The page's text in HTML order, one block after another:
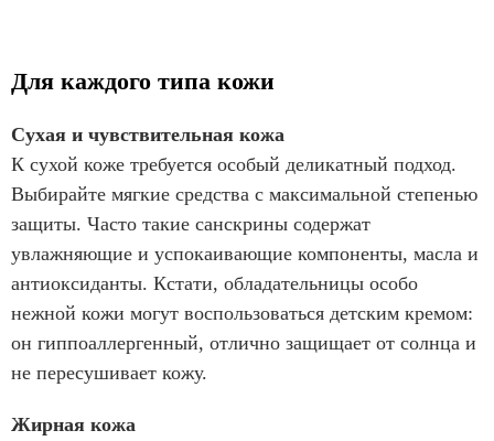
Для каждого типа кожи
Сухая и чувствительная кожа
К сухой коже требуется особый деликатный подход.
Выбирайте мягкие средства с максимальной степенью
защиты. Часто такие санскрины содержат
увлажняющие и успокаивающие компоненты, масла и
антиоксиданты. Кстати, обладательницы особо
нежной кожи могут воспользоваться детским кремом:
он гиппоаллергенный, отлично защищает от солнца и
не пересушивает кожу.
Жирная кожа